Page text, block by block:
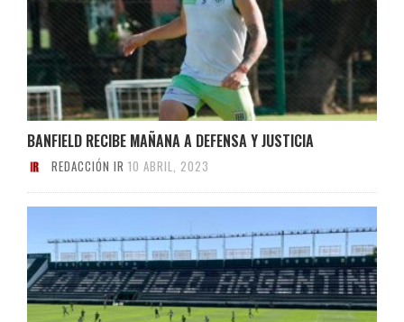
BANFIELD RECIBE MAÑANA A DEFENSA Y JUSTICIA
REDACCIÓN IR 10 ABRIL, 2023